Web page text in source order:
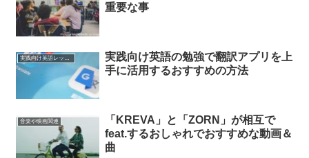
重要な事
実践向け英語レッスン
実践向け英語の勉強で翻訳アプリを上
手に活用するおすすめの方法
音楽や映画関連
「KREVA」と「ZORN」が相互で
feat.するおしゃれでおすすめな動画＆
曲